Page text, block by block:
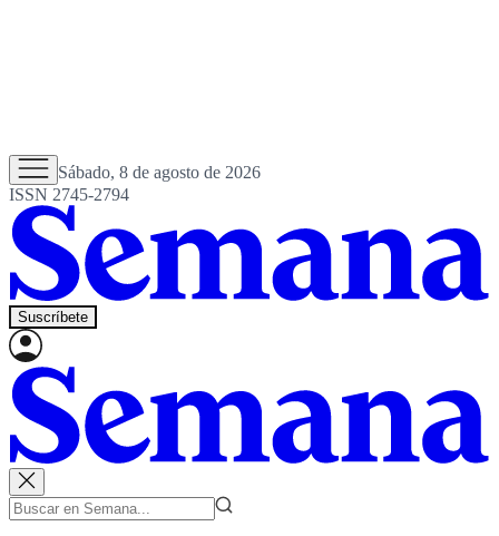
Sábado, 8 de agosto de 2026
ISSN 2745-2794
Suscríbete